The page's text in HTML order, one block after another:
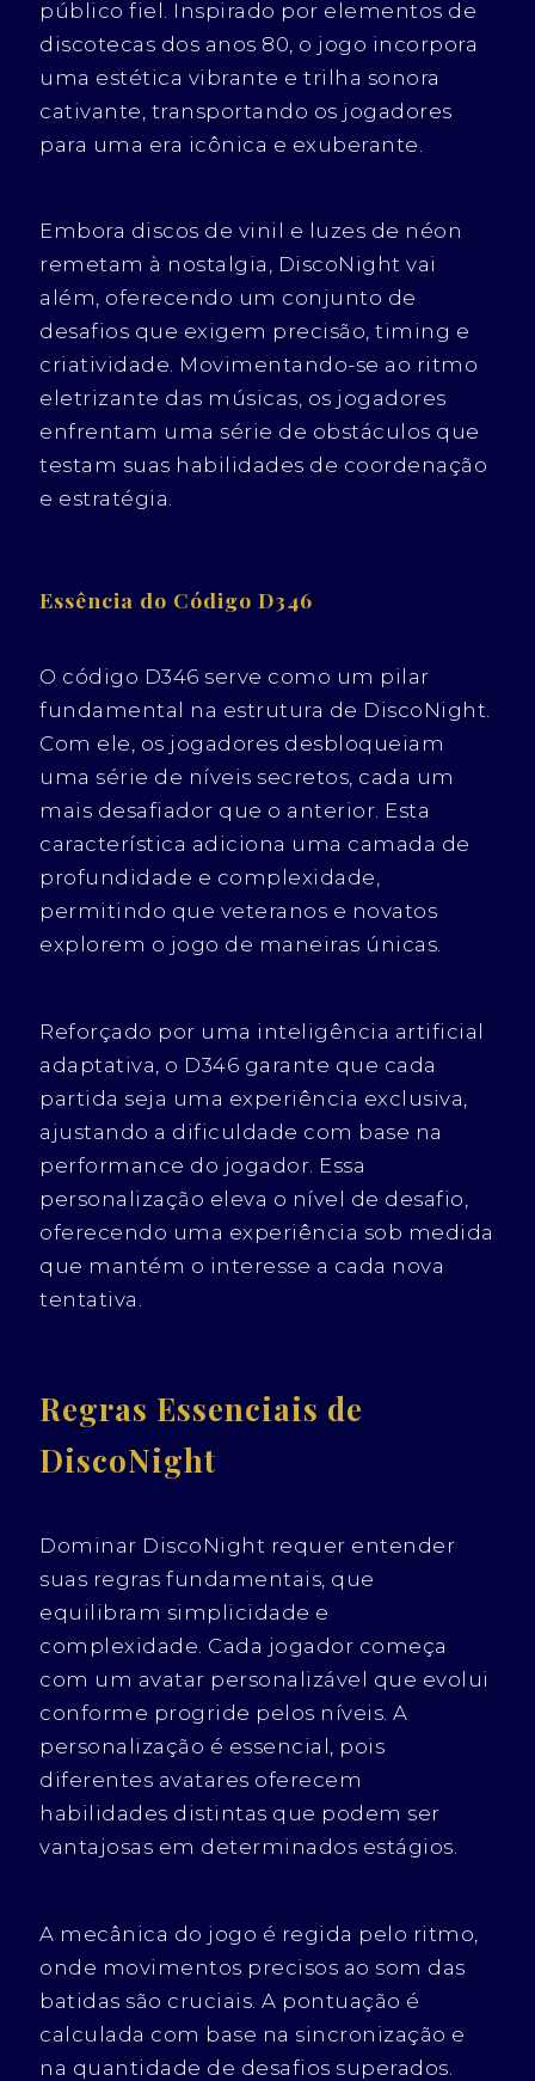
público fiel. Inspirado por elementos de
discotecas dos anos 80, o jogo incorpora
uma estética vibrante e trilha sonora
cativante, transportando os jogadores
para uma era icônica e exuberante.
Embora discos de vinil e luzes de néon
remetam à nostalgia, DiscoNight vai
além, oferecendo um conjunto de
desafios que exigem precisão, timing e
criatividade. Movimentando-se ao ritmo
eletrizante das músicas, os jogadores
enfrentam uma série de obstáculos que
testam suas habilidades de coordenação
e estratégia.
Essência do Código D346
O código D346 serve como um pilar
fundamental na estrutura de DiscoNight.
Com ele, os jogadores desbloqueiam
uma série de níveis secretos, cada um
mais desafiador que o anterior. Esta
característica adiciona uma camada de
profundidade e complexidade,
permitindo que veteranos e novatos
explorem o jogo de maneiras únicas.
Reforçado por uma inteligência artificial
adaptativa, o D346 garante que cada
partida seja uma experiência exclusiva,
ajustando a dificuldade com base na
performance do jogador. Essa
personalização eleva o nível de desafio,
oferecendo uma experiência sob medida
que mantém o interesse a cada nova
tentativa.
Regras Essenciais de
DiscoNight
Dominar DiscoNight requer entender
suas regras fundamentais, que
equilibram simplicidade e
complexidade. Cada jogador começa
com um avatar personalizável que evolui
conforme progride pelos níveis. A
personalização é essencial, pois
diferentes avatares oferecem
habilidades distintas que podem ser
vantajosas em determinados estágios.
A mecânica do jogo é regida pelo ritmo,
onde movimentos precisos ao som das
batidas são cruciais. A pontuação é
calculada com base na sincronização e
na quantidade de desafios superados.